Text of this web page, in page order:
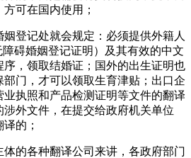
可在国内使用；
登记处就会规定：必须提供外籍人
障碍婚姻登记证明）及其有效的中文
，领取结婚证；国外的出生证明也
门，才可以领取生育津贴；出口企
执照和产品检测证明等文件的翻译
外文件，在提交给政府机关单位
的；
的各种翻译公司来讲，各政府部门